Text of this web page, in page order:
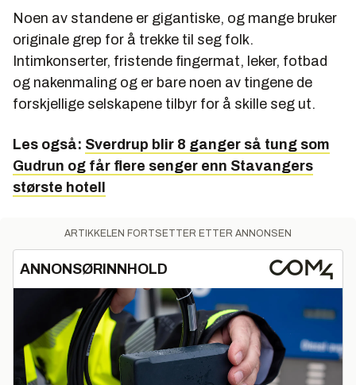
Noen av standene er gigantiske, og mange bruker
originale grep for å trekke til seg folk.
Intimkonserter, fristende fingermat, leker, fotbad
og nakenmaling og er bare noen av tingene de
forskjellige selskapene tilbyr for å skille seg ut.
Les også: Sverdrup blir 8 ganger så tung som
Gudrun og får flere senger enn Stavangers
største hotell
ARTIKKELEN FORTSETTER ETTER ANNONSEN
ANNONSØRINNHOLD